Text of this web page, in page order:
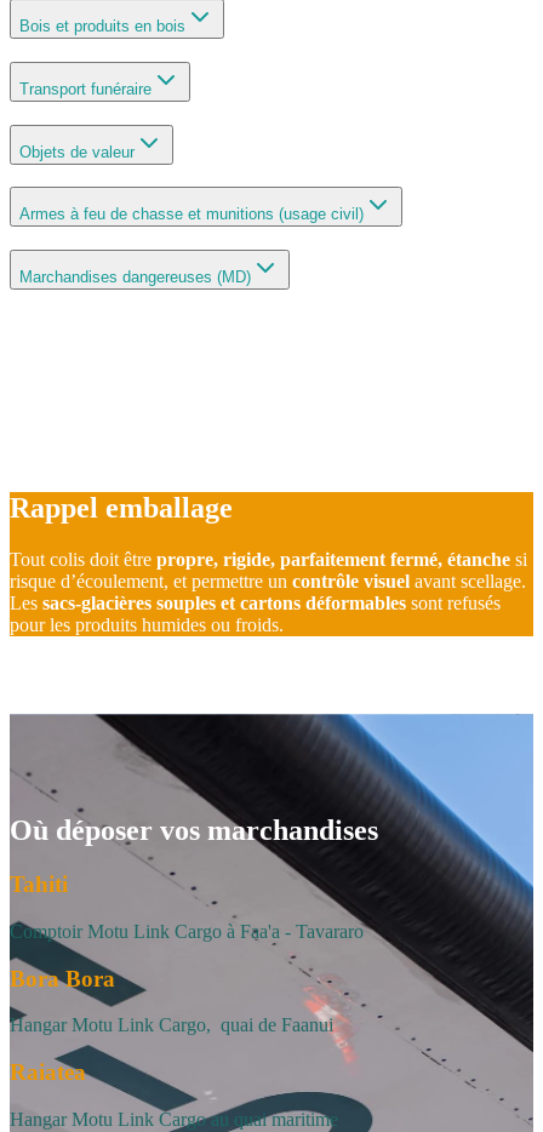
Bois et produits en bois
Transport funéraire
Objets de valeur
Armes à feu de chasse et munitions (usage civil)
Marchandises dangereuses (MD)
Rappel emballage
Tout colis doit être propre, rigide, parfaitement fermé, étanche si
risque d’écoulement, et permettre un contrôle visuel avant scellage.
Les sacs‑glacières souples et cartons déformables sont refusés
pour les produits humides ou froids.
Où déposer vos marchandises
Tahiti
Comptoir Motu Link Cargo à Faa'a - Tavararo
Bora Bora
Hangar Motu Link Cargo, quai de Faanui
Raiatea
Hangar Motu Link Cargo au quai maritime